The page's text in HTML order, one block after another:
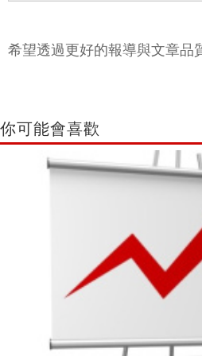
希望透過更好的報導與文章品
你可能會喜歡